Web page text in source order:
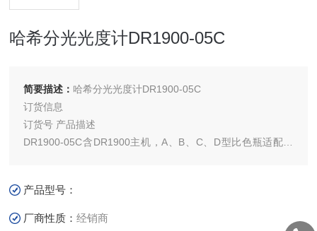
哈希分光光度计DR1900-05C
简要描述： 哈希分光光度计DR1900-05C
订货信息
订货号 产品描述
DR1900-05C含DR1900主机，A、B、C、D型比色瓶适配器
产品型号：
厂商性质：经销商